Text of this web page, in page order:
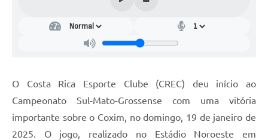
O Costa Rica Esporte Clube (CREC) deu início ao
Campeonato Sul-Mato-Grossense com uma vitória
importante sobre o Coxim, no domingo, 19 de janeiro de
2025. O jogo, realizado no Estádio Noroeste em